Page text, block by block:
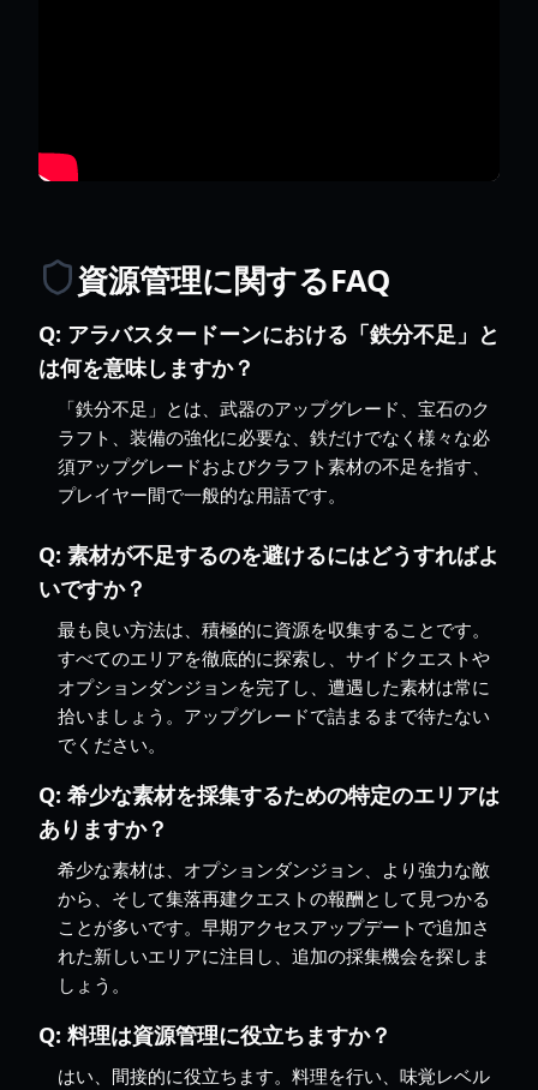
資源管理に関するFAQ
Q: アラバスタードーンにおける「鉄分不足」と
は何を意味しますか？
「鉄分不足」とは、武器のアップグレード、宝石のク
ラフト、装備の強化に必要な、鉄だけでなく様々な必
須アップグレードおよびクラフト素材の不足を指す、
プレイヤー間で一般的な用語です。
Q: 素材が不足するのを避けるにはどうすればよ
いですか？
最も良い方法は、積極的に資源を収集することです。
すべてのエリアを徹底的に探索し、サイドクエストや
オプションダンジョンを完了し、遭遇した素材は常に
拾いましょう。アップグレードで詰まるまで待たない
でください。
Q: 希少な素材を採集するための特定のエリアは
ありますか？
希少な素材は、オプションダンジョン、より強力な敵
から、そして集落再建クエストの報酬として見つかる
ことが多いです。早期アクセスアップデートで追加さ
れた新しいエリアに注目し、追加の採集機会を探しま
しょう。
Q: 料理は資源管理に役立ちますか？
はい、間接的に役立ちます。料理を行い、味覚レベル